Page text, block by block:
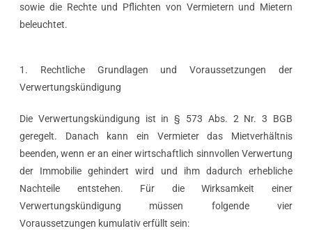
sowie die Rechte und Pflichten von Vermietern und Mietern
beleuchtet.
1. Rechtliche Grundlagen und Voraussetzungen der
Verwertungskündigung
Die Verwertungskündigung ist in § 573 Abs. 2 Nr. 3 BGB
geregelt. Danach kann ein Vermieter das Mietverhältnis
beenden, wenn er an einer wirtschaftlich sinnvollen Verwertung
der Immobilie gehindert wird und ihm dadurch erhebliche
Nachteile entstehen. Für die Wirksamkeit einer
Verwertungskündigung müssen folgende vier
Voraussetzungen kumulativ erfüllt sein: